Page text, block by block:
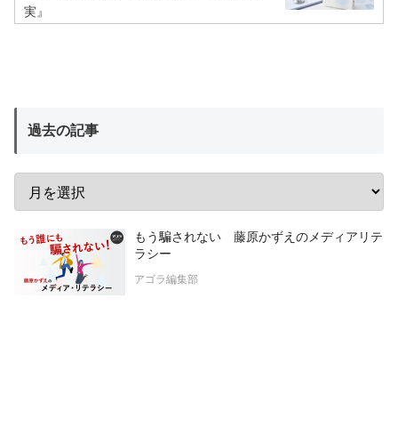
実』
過去の記事
もう騙されない 藤原かずえのメディアリテ
ラシー
アゴラ編集部